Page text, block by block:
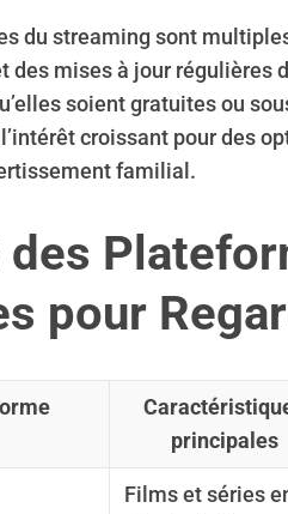
du streaming sont
des mises à jour régulières
soient gratuites ou
croissant pour des
familial.
des
pour
principales
Films et séries